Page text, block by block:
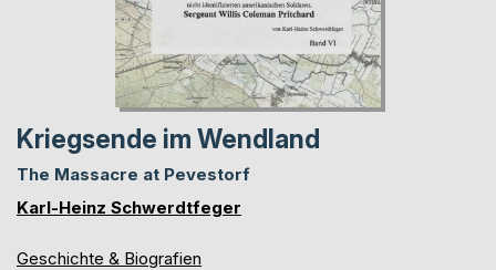
Kriegsende im Wendland
The Massacre at Pevestorf
Karl-Heinz Schwerdtfeger
Geschichte & Biografien